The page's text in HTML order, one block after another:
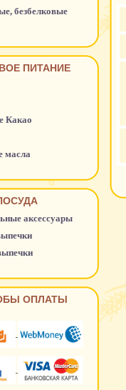
безбелковые
ПИТАНИЕ
Какао
масла
аксессуары
ОПЛАТЫ